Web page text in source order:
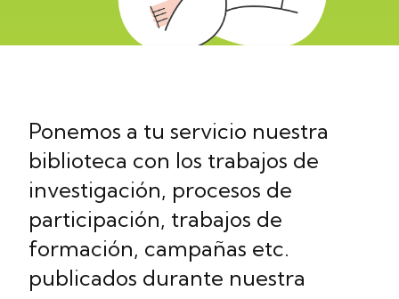
Ponemos a tu servicio nuestra
biblioteca con los trabajos de
investigación, procesos de
participación, trabajos de
formación, campañas etc.
publicados durante nuestra